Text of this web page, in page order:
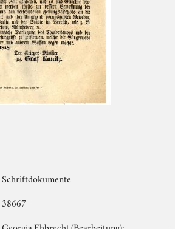
Schriftdokumente
38667